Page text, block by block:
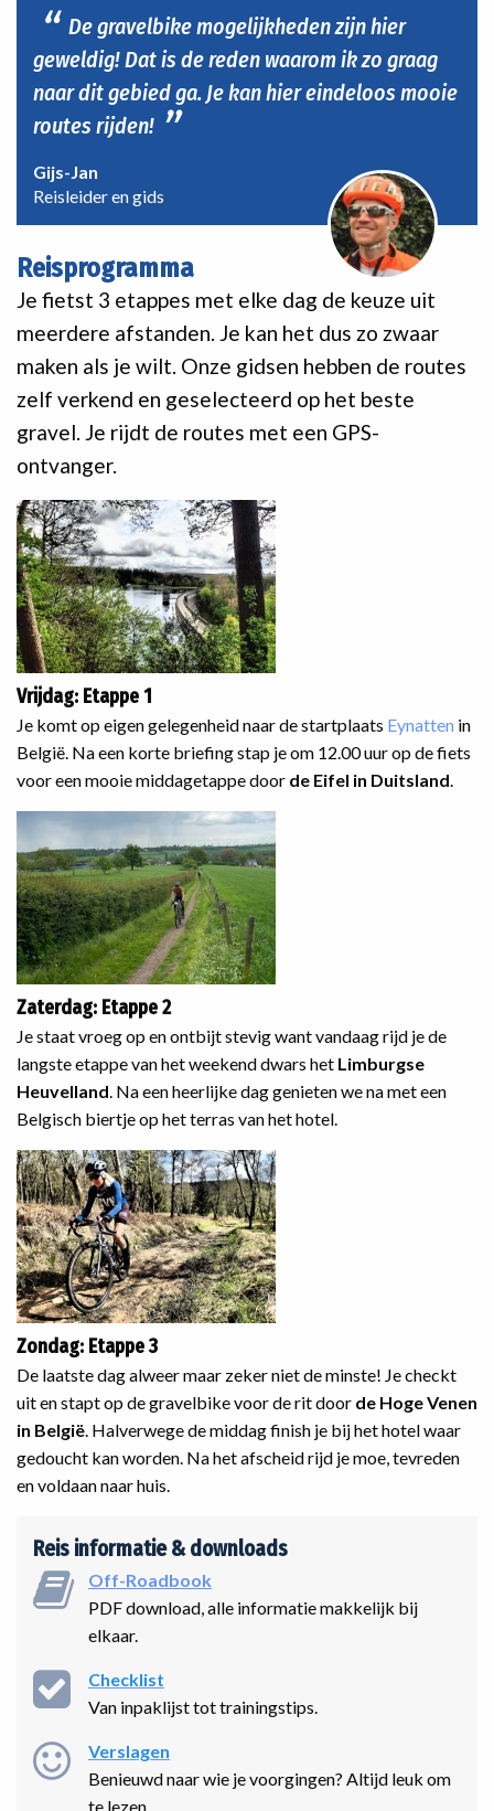
De gravelbike mogelijkheden zijn hier
geweldig! Dat is de reden waarom ik zo graag
naar dit gebied ga. Je kan hier eindeloos mooie
routes rijden!
Gijs-Jan
Reisleider en gids
Reisprogramma
Je fietst 3 etappes met elke dag de keuze uit
meerdere afstanden. Je kan het dus zo zwaar
maken als je wilt. Onze gidsen hebben de routes
zelf verkend en geselecteerd op het beste
gravel. Je rijdt de routes met een GPS-
ontvanger.
Vrijdag: Etappe 1
Je komt op eigen gelegenheid naar de startplaats Eynatten in
België. Na een korte briefing stap je om 12.00 uur op de fiets
voor een mooie middagetappe door de Eifel in Duitsland
Zaterdag: Etappe 2
Je staat vroeg op en ontbijt stevig want vandaag rijd je de
langste etappe van het weekend dwars het Limburgse
Heuvelland . Na een heerlijke dag genieten we na met een
Belgisch biertje op het terras van het hotel.
Zondag: Etappe 3
De laatste dag alweer maar zeker niet de minste! Je checkt
uit en stapt op de gravelbike voor de rit door de Hoge Venen
in België . Halverwege de middag finish je bij het hotel waar
gedoucht kan worden. Na het afscheid rijd je moe, tevreden
en voldaan naar huis.
Reis informatie & downloads
Off-Roadbook
PDF download, alle informatie makkelijk bij
elkaar.
Checklist
Van inpaklijst tot trainingstips.
Verslagen
Benieuwd naar wie je voorgingen? Altijd leuk om
te lezen.